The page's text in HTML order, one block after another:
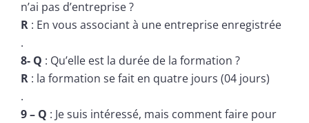
n’ai pas d’entreprise ?
R : En vous associant à une entreprise enregistrée
.
8- Q : Qu’elle est la durée de la formation ?
R : la formation se fait en quatre jours (04 jours)
.
9 – Q : Je suis intéressé, mais comment faire pour